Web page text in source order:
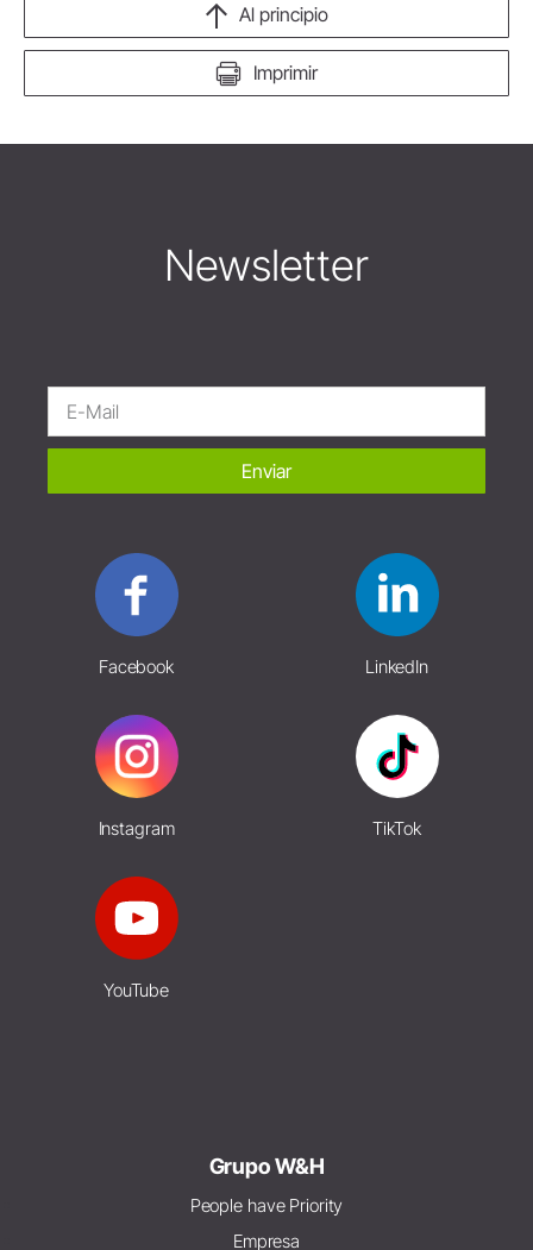
Imprimir
Al principio
Newsletter
Enviar
Facebook LinkedIn
Instagram TikTok
YouTube
Grupo W&H
People have Priority
Empresa